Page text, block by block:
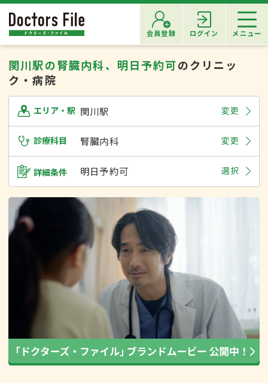
会員登録 ログイン メニュー
関川駅の腎臓内科、明日予約可のクリニッ
ク・病院
エリア・駅 関川駅 変更
診療科目 腎臓内科 変更
詳細条件 明日予約可 選択